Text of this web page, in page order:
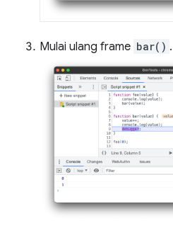
Mulai ulang frame bar() .